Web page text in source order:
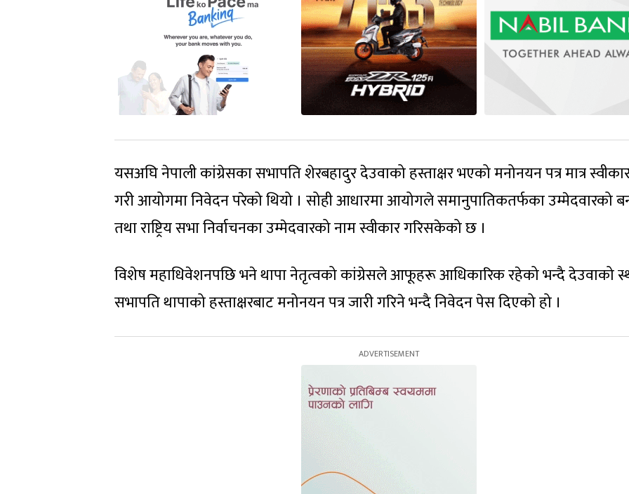
यसअघि नेपाली कांग्रेसका सभापति शेरबहादुर देउवाको हस्ताक्षर भएको मनोनयन पत्र मात्र
गरी आयोगमा निवेदन परेको थियो । सोही आधारमा आयोगले समानुपातिकतर्फका उम्मेदवारको
तथा राष्ट्रिय सभा निर्वाचनका उम्मेदवारको नाम स्वीकार गरिसकेको छ ।
विशेष महाधिवेशनपछि भने थापा नेतृत्वको कांग्रेसले आफूहरू आधिकारिक रहेको भन्दै देउवाको
सभापति थापाको हस्ताक्षरबाट मनोनयन पत्र जारी गरिने भन्दै निवेदन पेस दिएको हो ।